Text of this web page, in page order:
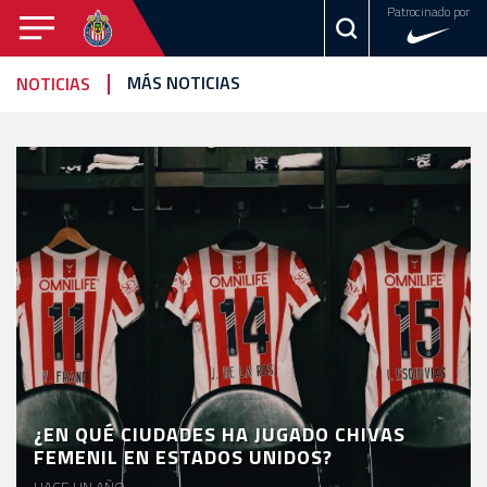
CHIVAS CHIVAS
FEMENIL TAPATÍO
NOTICIAS
VIDEOS
ESTADÍSTICAS
CALENDARIO
FOTOGALERÍA
EQUIPO
EL
CLUB
Patrocinado por
NOTICIAS MÁS NOTICIAS
¿EN QUÉ CIUDADES HA JUGADO CHIVAS
FEMENIL EN ESTADOS UNIDOS?